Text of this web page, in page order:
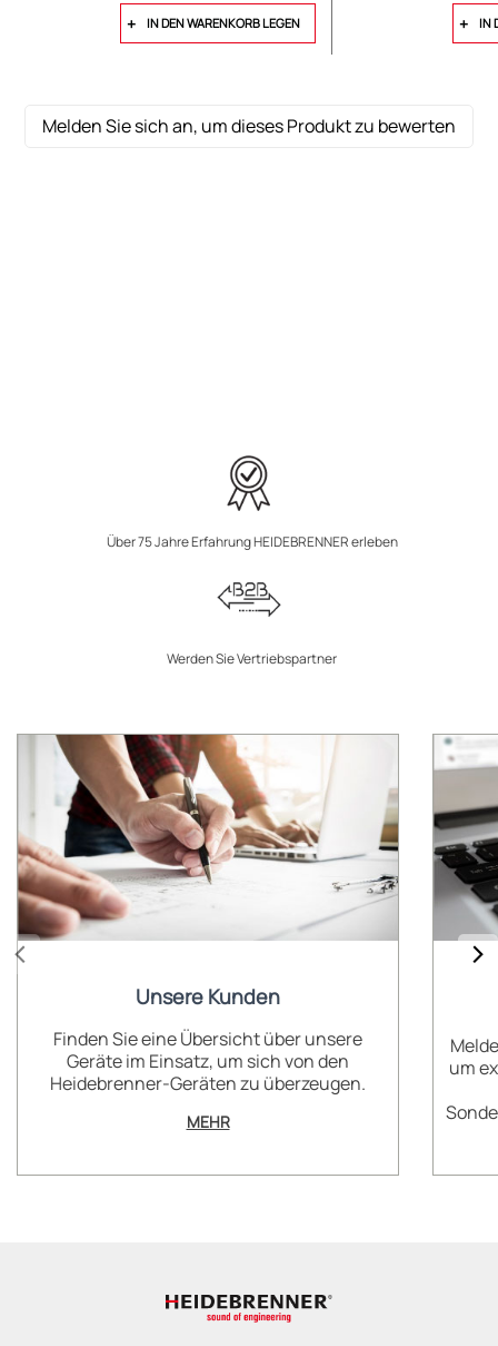
IN DEN WARENKORB LEGEN IN
Melden Sie sich an, um dieses Produkt zu bewerten
Über 75 Jahre Erfahrung HEIDEBRENNER erleben
Werden Sie Vertriebspartner
Unsere Kunden
Finden Sie eine Übersicht über unsere
Geräte im Einsatz, um sich von den
Heidebrenner-Geräten zu überzeugen.
MEHR
um